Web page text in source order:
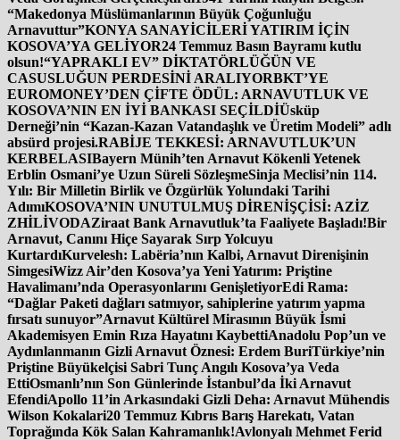
“Makedonya Müslümanlarının Büyük Çoğunluğu
Arnavuttur”KONYA SANAYİCİLERİ YATIRIM İÇİN
KOSOVA’YA GELİYOR24 Temmuz Basın Bayramı kutlu
olsun!“YAPRAKLI EV” DİKTATÖRLÜĞÜN VE
CASUSLUĞUN PERDESİNİ ARALIYORBKT’YE
EUROMONEY’DEN ÇİFTE ÖDÜL: ARNAVUTLUK VE
KOSOVA’NIN EN İYİ BANKASI SEÇİLDİÜsküp
Derneği’nin “Kazan-Kazan Vatandaşlık ve Üretim Modeli” adlı
absürd projesi.RABİJE TEKKESİ: ARNAVUTLUK’UN
KERBELASIBayern Münih’ten Arnavut Kökenli Yetenek
Erblin Osmani’ye Uzun Süreli SözleşmeSinja Meclisi’nin 114.
Yılı: Bir Milletin Birlik ve Özgürlük Yolundaki Tarihi
AdımıKOSOVA’NIN UNUTULMUŞ DİRENİŞÇİSİ: AZİZ
ZHİLİVODAZiraat Bank Arnavutluk’ta Faaliyete Başladı!Bir
Arnavut, Canını Hiçe Sayarak Sırp Yolcuyu
KurtardıKurvelesh: Labëria’nın Kalbi, Arnavut Direnişinin
SimgesiWizz Air’den Kosova’ya Yeni Yatırım: Priştine
Havalimanı’nda Operasyonlarını GenişletiyorEdi Rama:
“Dağlar Paketi dağları satmıyor, sahiplerine yatırım yapma
fırsatı sunuyor”Arnavut Kültürel Mirasının Büyük İsmi
Akademisyen Emin Rıza Hayatını KaybettiAnadolu Pop’un ve
Aydınlanmanın Gizli Arnavut Öznesi: Erdem BuriTürkiye’nin
Priştine Büyükelçisi Sabri Tunç Angılı Kosova’ya Veda
EttiOsmanlı’nın Son Günlerinde İstanbul’da İki Arnavut
EfendiApollo 11’in Arkasındaki Gizli Deha: Arnavut Mühendis
Wilson Kokalari20 Temmuz Kıbrıs Barış Harekatı, Vatan
Toprağında Kök Salan Kahramanlık!Avlonyalı Mehmet Ferid